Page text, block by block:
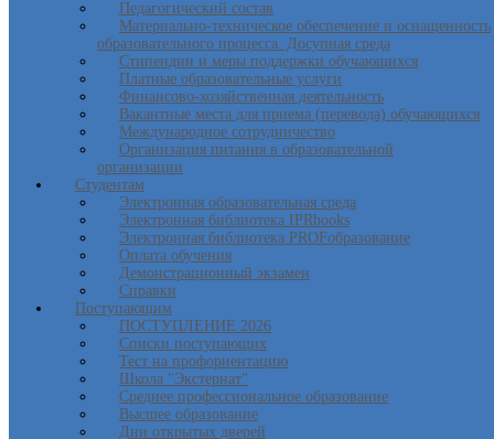
Педагогический состав
Материально-техническое обеспечение и оснащенность
образовательного процесса. Досупная среда
Стипендии и меры поддержки обучающихся
Платные образовательные услуги
Финансово-хозяйственная деятельность
Вакантные места для приема (перевода) обучающихся
Международное сотрудничество
Организация питания в образовательной
организации
Студентам
Электронная образовательная среда
Электронная библиотека IPRbooks
Электронная библиотека PROFобразование
Оплата обучения
Демонстрационный экзамен
Справки
Поступающим
ПОСТУПЛЕНИЕ 2026
Списки поступающих
Тест на профориентацию
Школа "Экстернат"
Среднее профессиональное образование
Высшее образование
Дни открытых дверей